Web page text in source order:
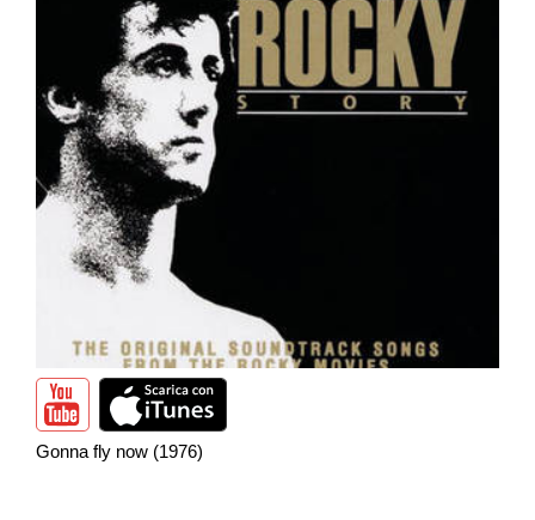
Gonna fly now (1976)